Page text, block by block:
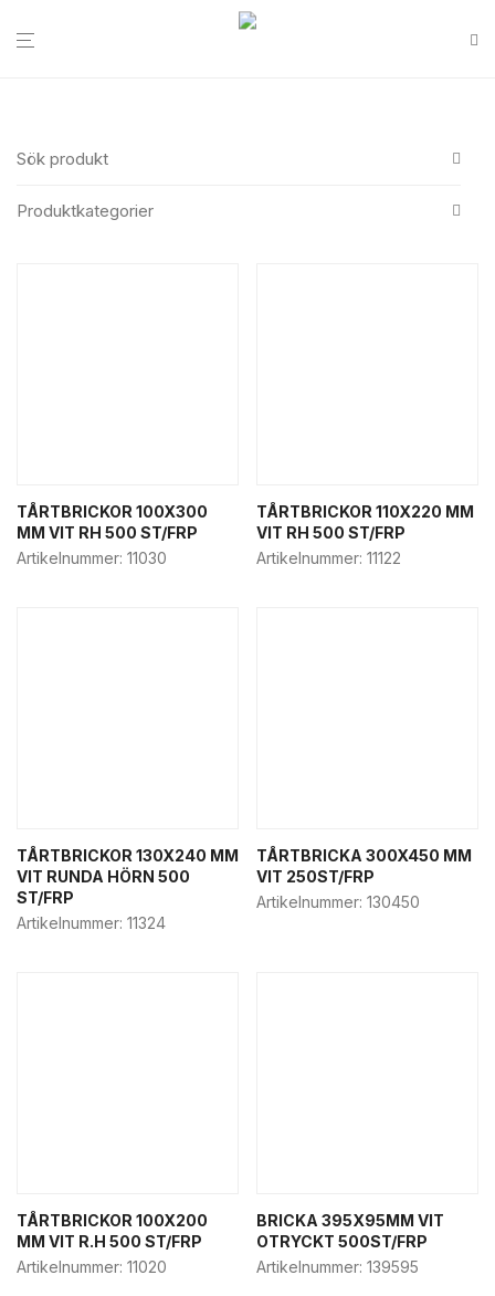
Sök produkt
Produktkategorier
Dagligvaruhandel
Bageri övrigt
Tårtkartonger
Food-to-go
Nya Produkter
TÅRTBRICKOR 100X300
MM VIT RH 500 ST/FRP
Artikelnummer: 11030
TÅRTBRICKOR 110X220 MM
VIT RH 500 ST/FRP
Artikelnummer: 11122
TÅRTBRICKOR 130X240 MM
VIT RUNDA HÖRN 500
ST/FRP
Artikelnummer: 11324
TÅRTBRICKA 300X450 MM
VIT 250ST/FRP
Artikelnummer: 130450
TÅRTBRICKOR 100X200
MM VIT R.H 500 ST/FRP
Artikelnummer: 11020
BRICKA 395X95MM VIT
OTRYCKT 500ST/FRP
Artikelnummer: 139595